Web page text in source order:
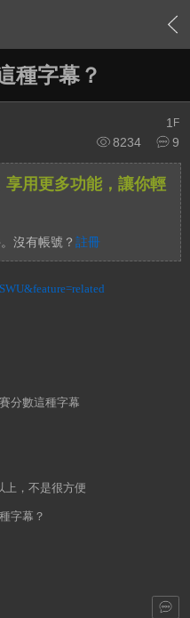
區 › 內容
種字幕？
1 F
8234
9
用更多功能，讓你輕
沒有帳號？ 註冊
分數這種字幕
上，不是很方便
字幕？